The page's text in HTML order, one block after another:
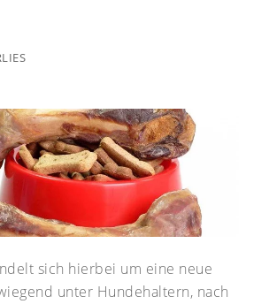
sich hierbei um eine neue
unter Hundehaltern, nach